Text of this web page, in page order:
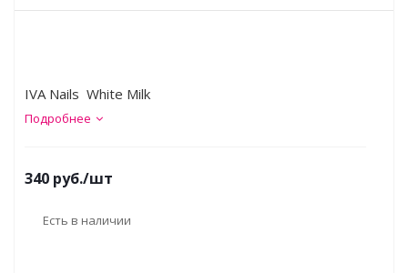
IVA Nails White Milk
Подробнее
340 руб./шт
Есть в наличии